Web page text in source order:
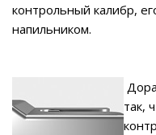
контрольный калибр,
напильником.
так,